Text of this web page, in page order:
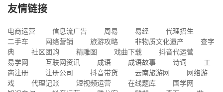
友情链接
电商运营 信息流广告 周易 易经
代理招生
二手车
网络营销 旅游攻略 非物质文化遗产
查字
典
社区团购 精雕图 戏曲下载
抖音代运营
易学网
互联网资讯 成语 成语故事 诗词
工
商注册
注册公司 抖音带货 云南旅游网
网络游
戏
代理记账 短视频运营 在线题库
国学网